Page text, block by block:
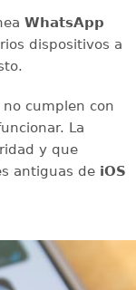
WhatsApp
dispositivos a
cumplen con
La
y que
antiguas deiOS